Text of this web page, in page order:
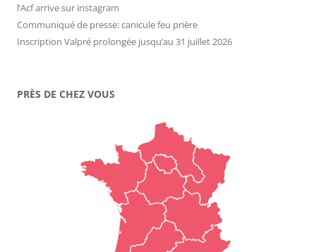
l’Acf arrive sur instagram
Communiqué de presse: canicule feu prière
Inscription Valpré prolongée jusqu’au 31 juillet 2026
PRÈS DE CHEZ VOUS